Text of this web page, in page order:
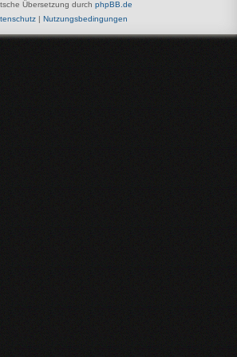
Übersetzung durch phpBB.de
| Nutzungsbedingungen